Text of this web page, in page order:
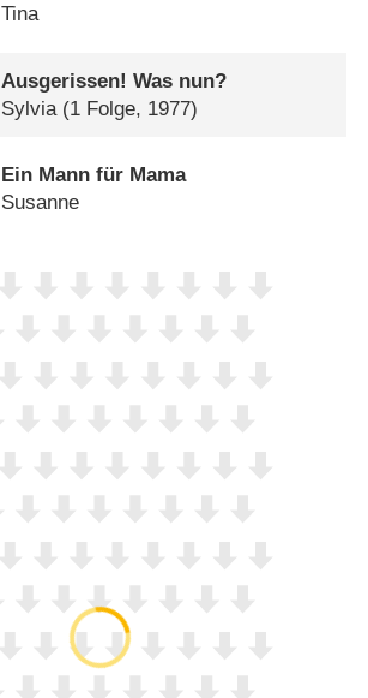
Tina
Ausgerissen! Was nun?
Sylvia (1 Folge, 1977)
Ein Mann für Mama
Susanne